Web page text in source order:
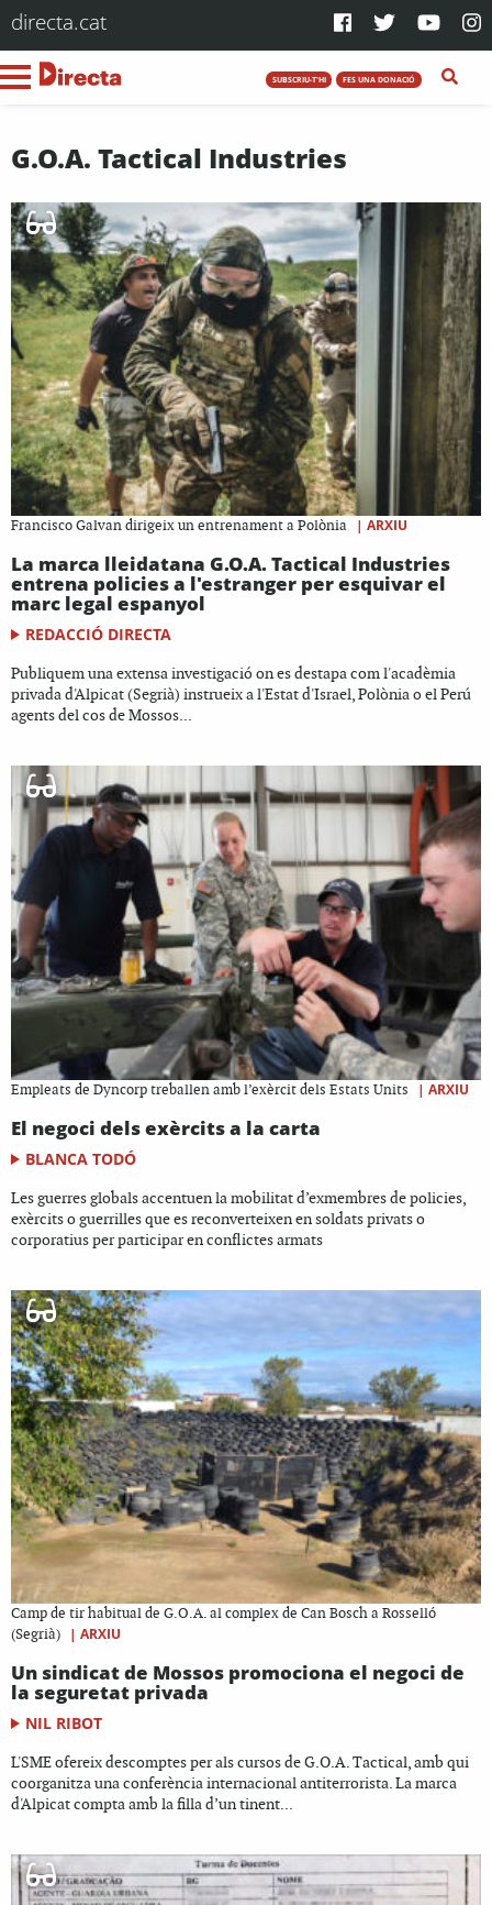
directa.cat
SUBSCRIU-T'HI FES UNA DONACIÓ
G.O.A. Tactical Industries
Francisco Galvan dirigeix un entrenament a Polònia | ARXIU
La marca lleidatana G.O.A. Tactical Industries
entrena policies a l'estranger per esquivar el
marc legal espanyol
REDACCIÓ DIRECTA
Publiquem una extensa investigació on es destapa com l'acadèmia
privada d'Alpicat (Segrià) instrueix a l'Estat d'Israel, Polònia o el Perú
agents del cos de Mossos...
Empleats de Dyncorp treballen amb l’exèrcit dels Estats Units | ARXIU
El negoci dels exèrcits a la carta
BLANCA TODÓ
Les guerres globals accentuen la mobilitat d’exmembres de policies,
exèrcits o guerrilles que es reconverteixen en soldats privats o
corporatius per participar en conflictes armats
Camp de tir habitual de G.O.A. al complex de Can Bosch a Rosselló
(Segrià)
| ARXIU
Un sindicat de Mossos promociona el negoci de
la seguretat privada
NIL RIBOT
L'SME ofereix descomptes per als cursos de G.O.A. Tactical, amb qui
coorganitza una conferència internacional antiterrorista. La marca
d'Alpicat compta amb la filla d’un tinent...